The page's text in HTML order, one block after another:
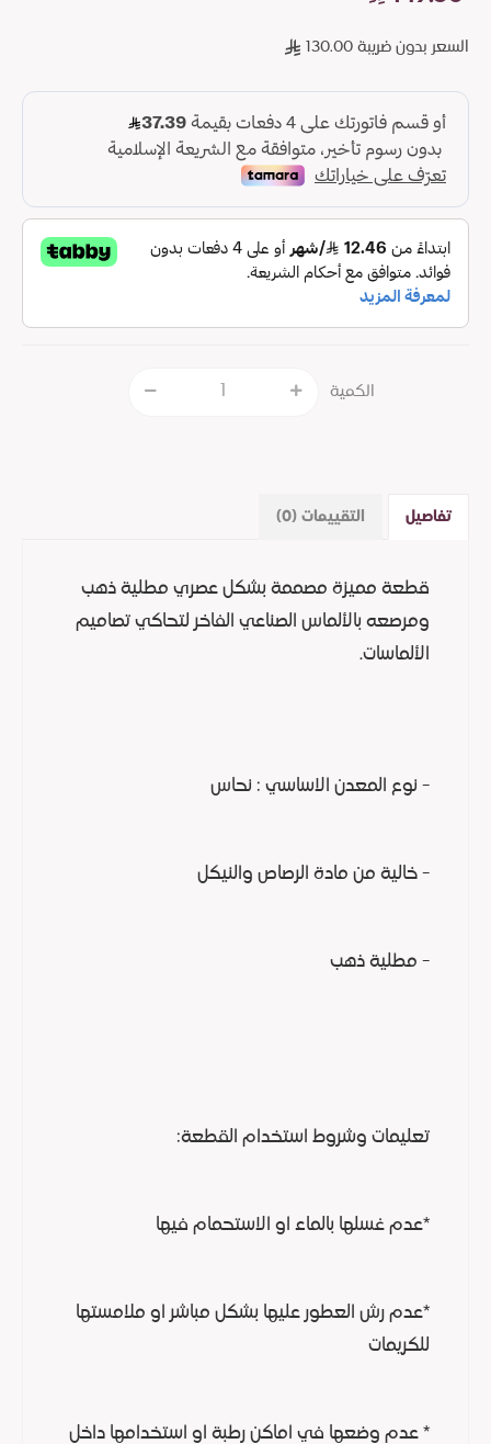
السعر بدون ضريبة 130.00
الكمية
تفاصيل التقييمات (0)
قطعة مميزة مصممة بشكل عصري مطلية ذهب
ومرصعه بالألماس الصناعي الفاخر لتحاكي تصاميم
الألماسات.
- نوع المعدن الاساسي : نحاس
- خالية من مادة الرصاص والنيكل
- مطلية ذهب
تعليمات وشروط استخدام القطعة:
*عدم غسلها بالماء او الاستحمام فيها
*عدم رش العطور عليها بشكل مباشر او ملامستها
للكريمات
* عدم وضعها في اماكن رطبة او استخدامها داخل